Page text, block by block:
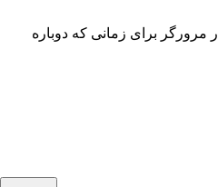
مرورگر برای زمانی که دوباره